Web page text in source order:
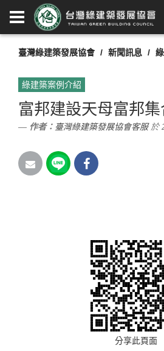
臺灣綠建築發展協會 新聞訊息
綠建築案例介紹
富邦建設天母富邦
作者： 臺灣綠建築發展協會客服於
分享此頁面